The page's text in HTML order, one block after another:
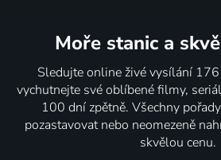
Moře stanic a
Sledujte online živé vysílání
vychutnejte své oblíbené filmy,
100 dní zpětně. Všechny
pozastavovat nebo neomezeně
skvělou cenu.